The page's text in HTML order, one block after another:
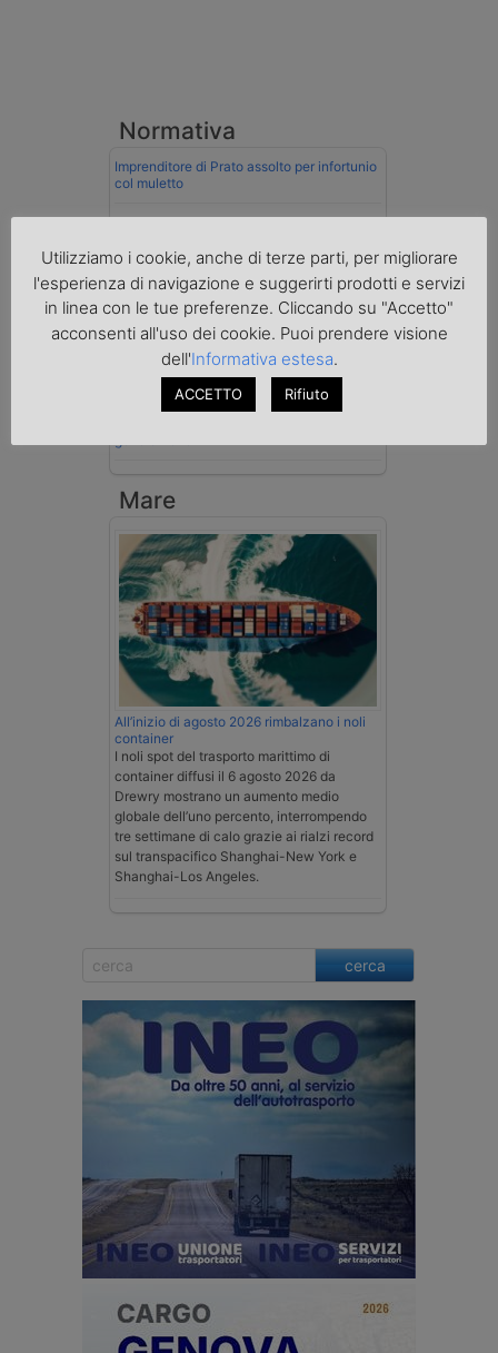
Normativa
Imprenditore di Prato assolto per infortunio
col muletto
La Cassazione conferma la qualifica di
spedizioniere-vettore
Esenzione Iva nei trasporti internazionali
su tutta la filiera
Mare
All’inizio di agosto 2026 rimbalzano i noli
container
I noli spot del trasporto marittimo di
container diffusi il 6 agosto 2026 da
Drewry mostrano un aumento medio
globale dell’uno percento, interrompendo
tre settimane di calo grazie ai rialzi record
sul transpacifico Shanghai-New York e
Shanghai-Los Angeles.
cerca
Utilizziamo i cookie, anche di terze parti, per migliorare
l'esperienza di navigazione e suggerirti prodotti e servizi
in linea con le tue preferenze. Cliccando su "Accetto"
acconsenti all'uso dei cookie. Puoi prendere visione
dell'Informativa estesa.
ACCETTO Rifiuto